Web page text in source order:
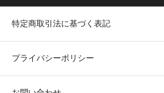
特定商取引法に基づく表記
プライバシーポリシー